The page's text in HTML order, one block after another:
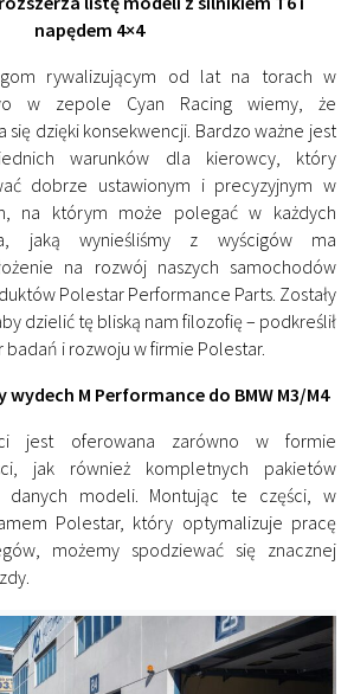
napędem 4×4
rywalizującym od lat na torach w
w zepole Cyan Racing wiemy, że
się dzięki konsekwencji. Bardzo ważne jest
warunków dla kierowcy, który
dobrze ustawionym i precyzyjnym w
na którym może polegać w każdych
jaką wynieśliśmy z wyścigów ma
na rozwój naszych samochodów
Polestar Performance Parts. Zostały
dzielić tę bliską nam filozofię – podkreślił
badań i rozwoju w firmie Polestar.
M Performance do BMW M3/M4
jest oferowana zarówno w formie
jak również kompletnych pakietów
danych modeli. Montując te części, w
Polestar, który optymalizuje pracę
możemy spodziewać się znacznej